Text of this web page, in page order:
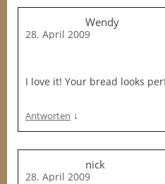
Wendy
28. April 2009
I love it! Your bread looks
Antworten ↓
nick
28. April 2009